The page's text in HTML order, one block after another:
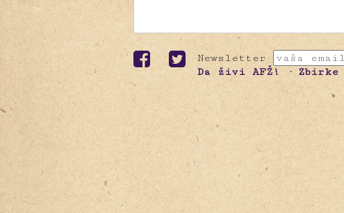
Newsletter
Da živi AFŽ!
Zbirke